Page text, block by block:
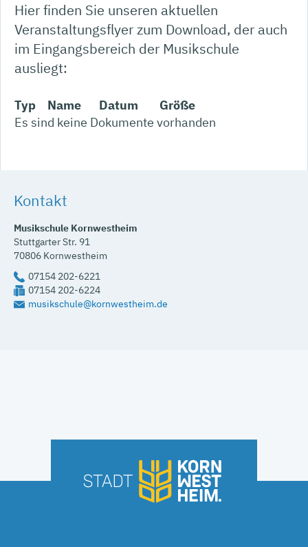
Hier finden Sie unseren aktuellen
Veranstaltungsflyer zum Download, der auch
im Eingangsbereich der Musikschule
ausliegt:
Typ Name Datum
Größe
Es sind keine Dokumente vorhanden
Kontakt
Musikschule Kornwestheim
Stuttgarter Str. 91
70806 Kornwestheim
musikschule@kornwestheim.de
07154 202-6221
07154 202-6224